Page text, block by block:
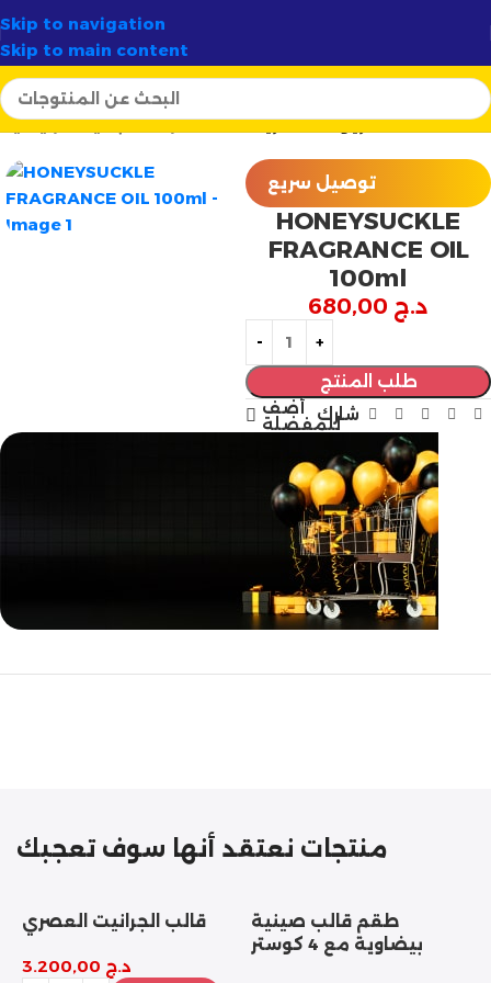
Skip to navigation
Skip to main content
✨الوجهة الأولى لصناع الشموع في الجزائر
الرئيسية مستحضرات التجميل الزيوت العطرية
توصيل سريع
HONEYSUCKLE
FRAGRANCE OIL
100ml
د.ج
طلب المنتج
أضف
للمفضلةشارك
مازالت مستمرة
منتجات نعتقد أنها سوف تعجبك
قالب الجرانيت العصري
د.ج
طقم قالب صينية
بيضاوية مع 4 كوستر